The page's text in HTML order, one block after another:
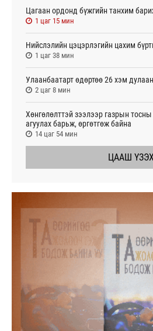
Цагаан ордонд бүжгийн танхим
1 цаг 15 мин
Нийслэлийн цэцэрлэгийн цахим
1 цаг 38 мин
Улаанбаатарт өдөртөө 26 хэм
2 цаг 8 мин
Хөнгөлөлттэй зээлээр газрын тосны
агуулах барьж, өргөтгөж байна
14 цаг 54 мин
ЦААШ ҮЗЭХ